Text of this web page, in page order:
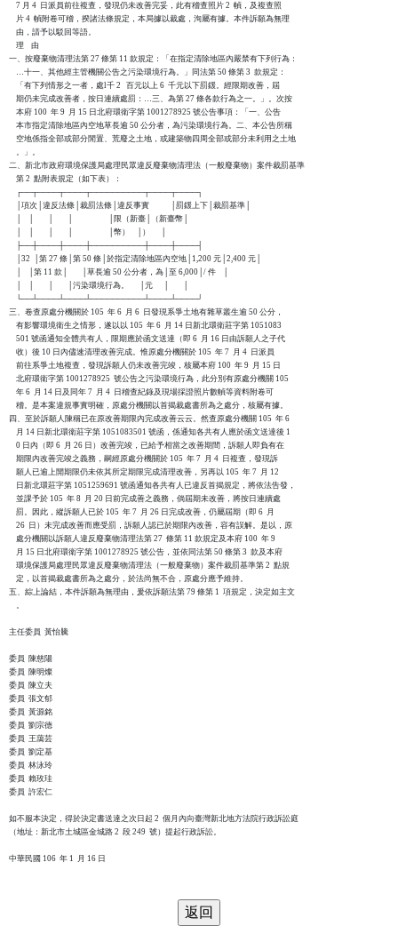
    7 月 4  日派員前往複查，發現仍未改善完妥，此有稽查照片 2  幀，及複查照
    片 4  幀附卷可稽，揆諸法條規定，本局據以裁處，洵屬有據。本件訴願為無理
    由，請予以駁回等語。
    理    由
一、按廢棄物清理法第 27 條第 11 款規定：「在指定清除地區內嚴禁有下列行為：
    …十一、其他經主管機關公告之污染環境行為。」同法第 50 條第 3  款規定：
    「有下列情形之一者，處l千 2   百元以上 6  千元以下罰鍰。經限期改善，屆
    期仍未完成改善者，按日連續處罰：…三、為第 27 條各款行為之一。」。次按
    本府 100  年 9  月 15 日北府環衛字第 1001278925 號公告事項：「一、公告
    本市指定清除地區內空地草長逾 50 公分者，為污染環境行為。二、本公告所稱
    空地係指全部或部分閒置、荒廢之土地，或建築物四周全部或部分未利用之土地
    。」。
二、新北市政府環境保護局處理民眾違反廢棄物清理法（一般廢棄物）案件裁罰基準
    第 2  點附表規定（如下表）：
    ┌──┬────┬────┬──────────┬────┬────┐
    │項次│違反法條│裁罰法條│違反事實            │罰鍰上下│裁罰基準│
    │    │        │        │                    │限（新臺│（新臺幣│
    │    │        │        │                    │幣）    │）      │
    ├──┼────┼────┼──────────┼────┼────┤
    │32  │第 27 條│第 50 條│於指定清除地區內空地│1,200 元│2,400 元│
    │    │第 11 款│        │草長逾 50 公分者，為│至 6,000│/ 件    │
    │    │        │        │污染環境行為。      │元      │        │
    └──┴────┴────┴──────────┴────┴────┘
三、卷查原處分機關於 105  年 6  月 6  日發現系爭土地有雜草叢生逾 50 公分，
    有影響環境衛生之情形，遂以以 105  年 6  月 14 日新北環衛莊字第 1051083
    501 號函通知全體共有人，限期應於函文送達（即 6  月 16 日由訴願人之子代
    收）後 10 日內儘速清理改善完成。惟原處分機關於 105  年 7  月 4  日派員
    前往系爭土地複查，發現訴願人仍未改善完竣，核屬本府 100  年 9  月 15 日
    北府環衛字第 1001278925  號公告之污染環境行為，此分別有原處分機關 105
    年 6  月 14 日及同年 7  月 4  日稽查紀錄及現場採證照片數幀等資料附卷可
    稽。是本案違規事實明確，原處分機關以首揭裁處書所為之處分，核屬有據。
四、至於訴願人陳稱已在原改善期限內完成改善云云。然查原處分機關 105  年 6
    月 14 日新北環衛莊字第 1051083501 號函，係通知各共有人應於函文送達後 1
    0 日內（即 6  月 26 日）改善完竣，已給予相當之改善期間，訴願人即負有在
    期限內改善完竣之義務，嗣經原處分機關於 105  年 7  月 4  日複查，發現訴
    願人已逾上開期限仍未依其所定期限完成清理改善，另再以 105  年 7  月 12
    日新北環莊字第 1051259691 號函通知各共有人已違反首揭規定，將依法告發，
    並課予於 105  年 8  月 20 日前完成善之義務，倘屆期未改善，將按日連續處
    罰。因此，縱訴願人已於 105  年 7  月 26 日完成改善，仍屬屆期（即 6  月
    26  日）未完成改善而應受罰，訴願人認已於期限內改善，容有誤解。是以，原
    處分機關以訴願人違反廢棄物清理法第 27  條第 11 款規定及本府 100  年 9
    月 15 日北府環衛字第 1001278925 號公告，並依同法第 50 條第 3  款及本府
    環境保護局處理民眾違反廢棄物清理法（一般廢棄物）案件裁罰基準第 2  點規
    定，以首揭裁處書所為之處分，於法尚無不合，原處分應予維持。
五、綜上論結，本件訴願為無理由，爰依訴願法第 79 條第 1  項規定，決定如主文
    。
主任委員  黃怡騰
委員  陳慈陽
委員  陳明燦
委員  陳立夫
委員  張文郁
委員  黃源銘
委員  劉宗德
委員  王藹芸
委員  劉定基
委員  林泳玲
委員  賴玫珪
委員  許宏仁
如不服本決定，得於決定書送達之次日起 2  個月內向臺灣新北地方法院行政訴訟庭
（地址：新北市土城區金城路 2  段 249  號）提起行政訴訟。
中華民國 106  年 1  月 16 日